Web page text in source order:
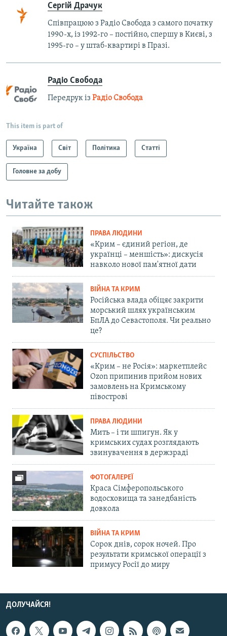
Сергій Драчук
Співпрацюю з Радіо Свобода з самого початку
1990-х, із 1992-го – постійно, спершу в Києві, з
1995-го – у штаб-квартирі в Празі.
Радіо Свобода
Передрук із Радіо Свобода
This item is part of
Україна Світ Політика Статті
Головне за добу
Читайте також
ПРАВА ЛЮДИНИ
«Крим – єдиний регіон, де
українці – меншість»: дискусія
навколо нової пам'ятної дати
ВІЙНА ТА КРИМ
Російська влада обіцяє закрити
морський шлях українським
БпЛА до Севастополя. Чи реально
це?
СУСПІЛЬСТВО
«Крим – не Росія»: маркетплейс
Ozon припинив прийом нових
замовлень на Кримському
півострові
ПРАВА ЛЮДИНИ
Мить – і ти шпигун. Як у
кримських судах розглядають
звинувачення в держзраді
ФОТОГАЛЕРЕЇ
Краса Сімферопольського
водосховища та занедбаність
довкола
ВІЙНА ТА КРИМ
Сорок днів, сорок ночей. Про
результати кримської операції з
примусу Росії до миру
ДОЛУЧАЙСЯ!